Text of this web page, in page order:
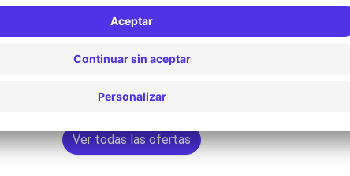
Reservar ahora
Ver todas las ofertas